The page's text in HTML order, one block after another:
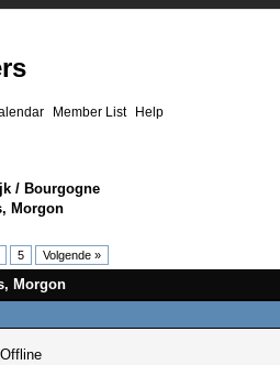
Member List
Help
/ Bourgogne
Morgon
5 Volgende »
waardering is 3.5
Morgon